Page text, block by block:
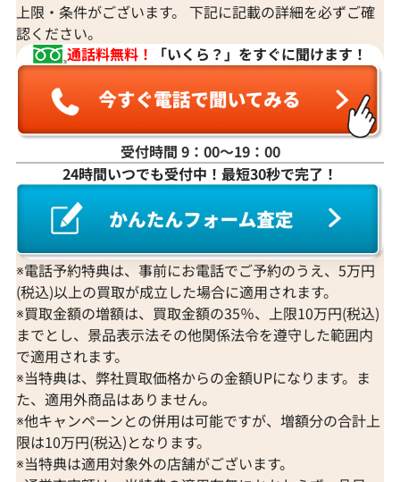
上限・条件がございます。 下記に記載の詳細を必ずご確
認ください。
通話料無料！
「いくら？」をすぐに聞けます！
受付時間 9：00〜19：00
24時間いつでも受付中！最短30秒で完了！
※電話予約特典は、事前にお電話でご予約のうえ、5万円
(税込)以上の買取が成立した場合に適用されます。
※買取金額の増額は、買取金額の35％、上限10万円(税込)
までとし、景品表示法その他関係法令を遵守した範囲内
で適用されます。
※当特典は、弊社買取価格からの金額UPになります。ま
た、適用外商品はありません。
※他キャンペーンとの併用は可能ですが、増額分の合計上
限は10万円(税込)となります。
※当特典は適用対象外の店舗がございます。